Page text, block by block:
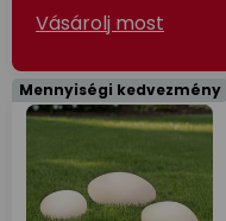
Vásárolj most
Mennyiségi kedvezmény